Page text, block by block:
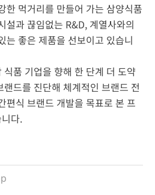
한 먹거리를 만들어 가는 삼양식품
설과 끊임없는 R&D, 계열사와의
는 좋은 제품을 선보이고 있습니
품 기업을 향해 한 단계 더 도약
드를 진단해 체계적인 브랜드 전
편식 브랜드 개발을 목표로 본 프
다.